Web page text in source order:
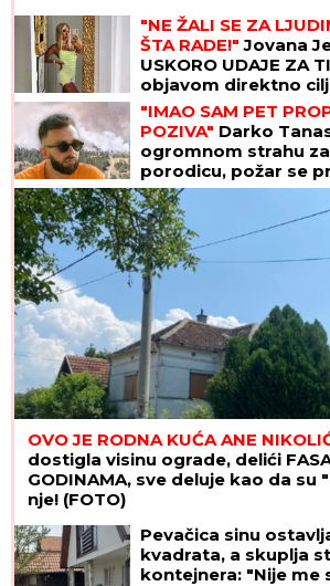
"NE ŽALI SE ZA
ŠTA RADE!" Jovana
USKORO UDAJE ZA
objavom direktno
Stankovića
"IMAO SAM PET
POZIVA" Darko
ogromnom strahu
porodicu, požar se
kući: "Prva reč koju
IZGOREĆEMO"
OVO JE RODNA KUĆA ANE
dostigla visinu ograde, delići
GODINAMA, sve deluje kao da su
nje! (FOTO)
Pevačica sinu
kvadrata, a skuplja
kontejnera: "Nije me